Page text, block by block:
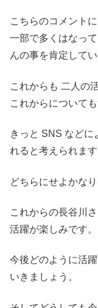
こちらのコメント
一部で多くはなっ
んの事を肯定して
これからも 二人の
これからについて
きっと SNS などに
れると考えられます
どちらにせよかな
これからの長谷川
活躍が楽しみです。
今後どのように活
いきましょう。